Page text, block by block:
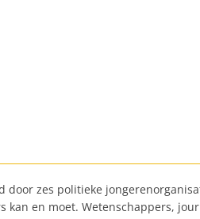
zes politieke
en moet. Wetenschappers,